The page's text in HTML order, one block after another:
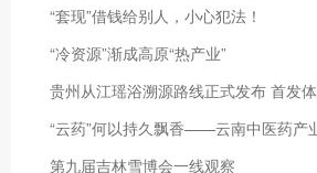
“套现”借钱给别人，小心犯法！
“冷资源”渐成高原“热产业”
贵州从江瑶浴溯源路线正式发布 首发
“云药”何以持久飘香——云南中医药产
第九届吉林雪博会一线观察